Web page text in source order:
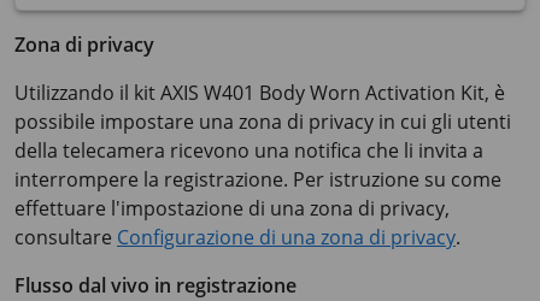
Zona di privacy
Utilizzando il kitAXIS W401 Body Worn Activation Kit, è
possibile impostare una zona di privacy in cui gli utenti
della telecamera ricevono una notifica che li invita a
interrompere la registrazione. Per istruzione su come
effettuare l'impostazione di una zona di privacy,
consultare Configurazione di una zona di privacy.
Flusso dal vivo in registrazione